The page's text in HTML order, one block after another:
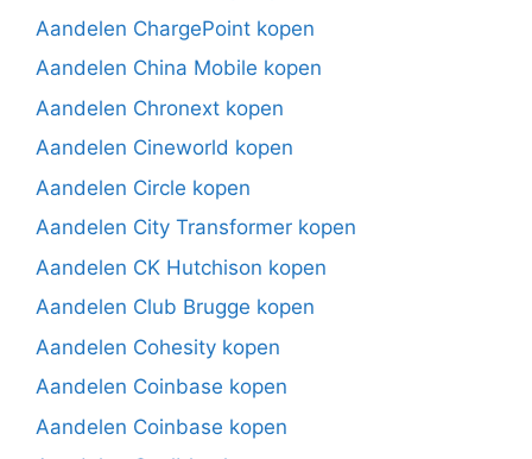
Aandelen ChargePoint kopen
Aandelen China Mobile kopen
Aandelen Chronext kopen
Aandelen Cineworld kopen
Aandelen Circle kopen
Aandelen City Transformer kopen
Aandelen CK Hutchison kopen
Aandelen Club Brugge kopen
Aandelen Cohesity kopen
Aandelen Coinbase kopen
Aandelen Coinbase kopen